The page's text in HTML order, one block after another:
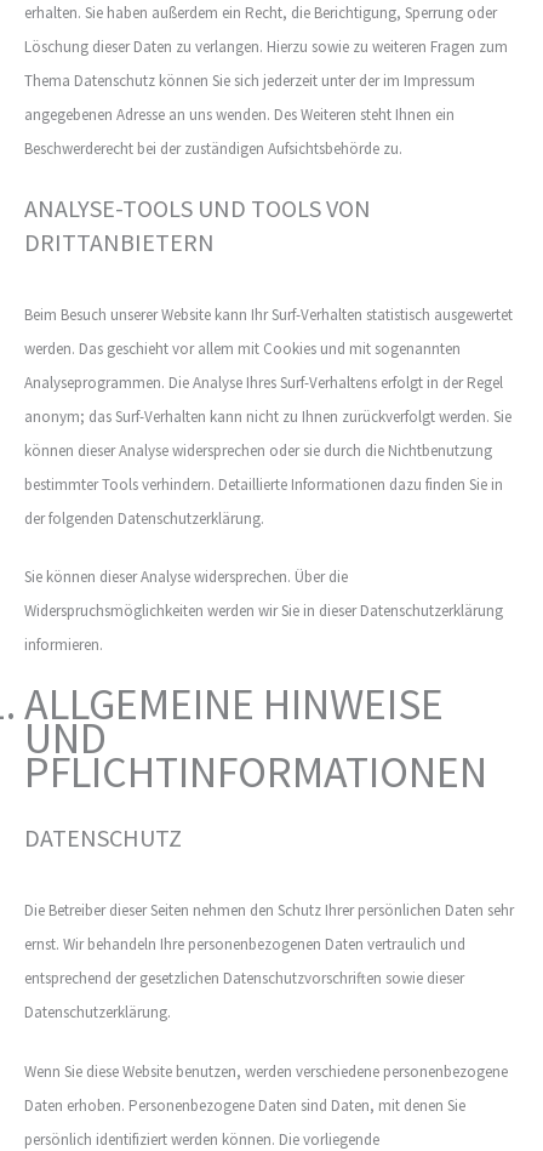
erhalten. Sie haben außerdem ein Recht, die Berichtigung, Sperrung oder
Löschung dieser Daten zu verlangen. Hierzu sowie zu weiteren Fragen zum
Thema Datenschutz können Sie sich jederzeit unter der im Impressum
angegebenen Adresse an uns wenden. Des Weiteren steht Ihnen ein
Beschwerderecht bei der zuständigen Aufsichtsbehörde zu.
ANALYSE-TOOLS UND TOOLS VON
DRITTANBIETERN
Beim Besuch unserer Website kann Ihr Surf-Verhalten statistisch ausgewertet
werden. Das geschieht vor allem mit Cookies und mit sogenannten
Analyseprogrammen. Die Analyse Ihres Surf-Verhaltens erfolgt in der Regel
anonym; das Surf-Verhalten kann nicht zu Ihnen zurückverfolgt werden. Sie
können dieser Analyse widersprechen oder sie durch die Nichtbenutzung
bestimmter Tools verhindern. Detaillierte Informationen dazu finden Sie in
der folgenden Datenschutzerklärung.
Sie können dieser Analyse widersprechen. Über die
Widerspruchsmöglichkeiten werden wir Sie in dieser Datenschutzerklärung
informieren.
ALLGEMEINE HINWEISE
UND
PFLICHTINFORMATIONEN
DATENSCHUTZ
Die Betreiber dieser Seiten nehmen den Schutz Ihrer persönlichen Daten sehr
ernst. Wir behandeln Ihre personenbezogenen Daten vertraulich und
entsprechend der gesetzlichen Datenschutzvorschriften sowie dieser
Datenschutzerklärung.
Wenn Sie diese Website benutzen, werden verschiedene personenbezogene
Daten erhoben. Personenbezogene Daten sind Daten, mit denen Sie
persönlich identifiziert werden können. Die vorliegende